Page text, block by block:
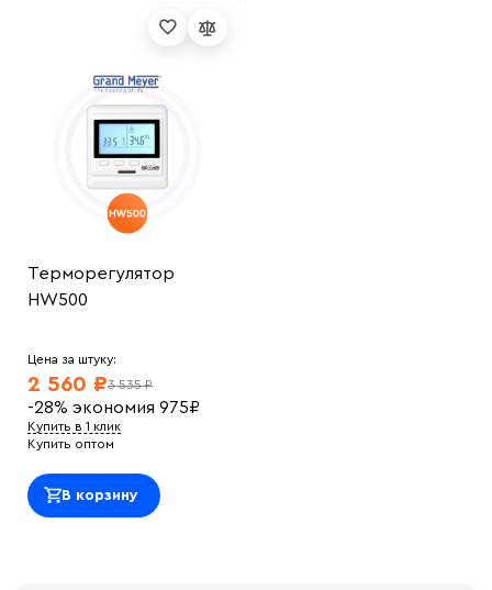
Терморегулятор
HW500
Цена за штуку:
3 535 ₽
2 560 ₽
-28% экономия 975₽
Купить в 1 клик
Купить оптом
В корзину